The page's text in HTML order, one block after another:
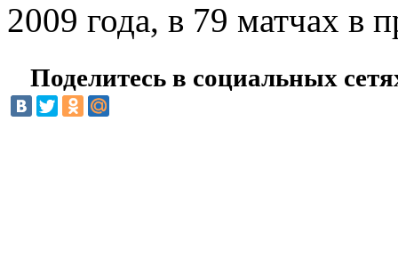
2009 года, в 79 матчах в
Поделитесь в социальных